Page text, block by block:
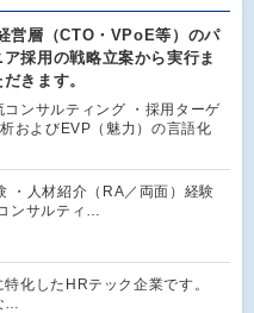
営層（CTO・VPoE等）のパ
採用の戦略立案から実行ま
きます。
コンサルティング ・採用ターゲ
およびEVP（魅力）の言語化
・人材紹介（RA／両面）経験
ンサルティ…
化したHRテック企業です。
…